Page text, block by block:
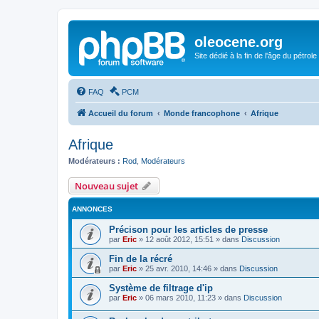
oleocene.org
Site dédié à la fin de l'âge du pétrole
FAQ PCM
Accueil du forum Monde francophone Afrique
Afrique
Modérateurs : Rod Modérateurs
Nouveau sujet
ANNONCES
Précison pour les articles de presse
par Eric » 12 août 2012, 15:51 » dans Discussion
Fin de la récré
par Eric » 25 avr. 2010, 14:46 » dans Discussion
Système de filtrage d'ip
par Eric » 06 mars 2010, 11:23 » dans Discussion